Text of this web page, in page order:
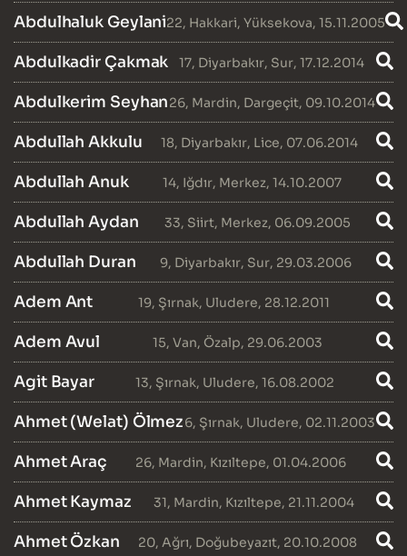
Abdulhaluk Geylani22, Hakkari,Yüksekova, 15.11.2005
Abdulkadir Çakmak 17, Diyarbakır, Sur, 17.12.2014
Abdulkerim Seyhan26, Mardin, Dargeçit, 09.10.2014
Abdullah Akkulu 18, Diyarbakır, Lice, 07.06.2014
Abdullah Anuk 14, Iğdır, Merkez, 14.10.2007
Abdullah Aydan 33, Siirt, Merkez, 06.09.2005
Abdullah Duran 9, Diyarbakır, Sur, 29.03.2006
Adem Ant 19, Şırnak, Uludere, 28.12.2011
Adem Avul 15,Van, Özalp, 29.06.2003
Agit Bayar 13, Şırnak, Uludere, 16.08.2002
Ahmet (Welat) Ölmez6, Şırnak, Uludere, 02.11.2003
Ahmet Araç 26, Mardin, Kızıltepe, 01.04.2006
Ahmet Kaymaz 31, Mardin, Kızıltepe, 21.11.2004
Ahmet Özkan 20,Ağrı, Doğubeyazıt, 20.10.2008